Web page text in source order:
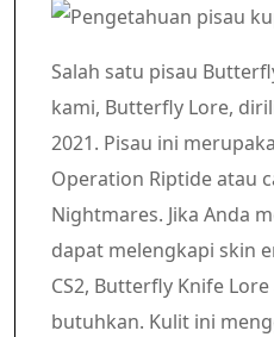
Salah satu pisau
kami, Butterfly Lore,
2021. Pisau ini
Operation Riptide atau
Nightmares. Jika Anda
dapat melengkapi skin
CS2, Butterfly Knife
butuhkan. Kulit ini